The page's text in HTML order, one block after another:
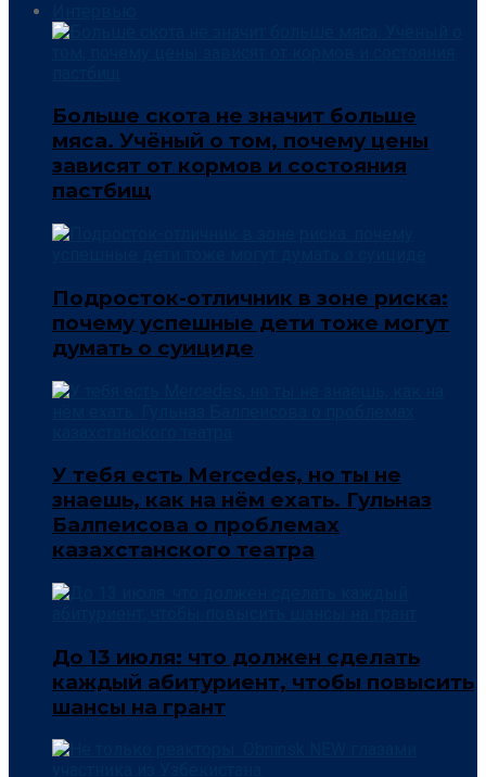
Больше скота не значит больше
мяса. Учёный о том, почему цены
зависят от кормов и состояния
пастбищ
Подросток-отличник в зоне риска:
почему успешные дети тоже могут
думать о суициде
У тебя есть Mercedes, но ты не
знаешь, как на нём ехать. Гульназ
Балпеисова о проблемах
казахстанского театра
До 13 июля: что должен сделать
каждый абитуриент, чтобы повысить
шансы на грант